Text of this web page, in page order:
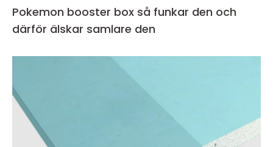
Pokemon booster box så funkar den och
därför älskar samlare den